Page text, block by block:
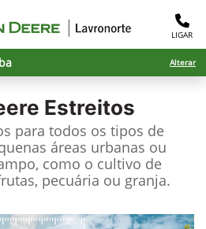
LIGAR
Alterar
Estreitos
para todos os tipos de
áreas urbanas ou
como o cultivo de
pecuária ou granja.